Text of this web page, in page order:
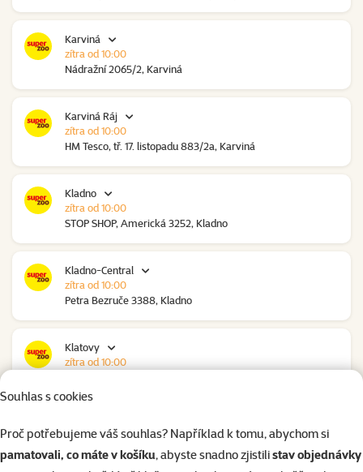
Souhlas s cookies
Proč potřebujeme váš souhlas? Například k tomu, abychom si
pamatovali, co máte v košíku, abyste snadno zjistilistav objednávky
Karviná
Nádražní 2065/2, Karviná
zítra od 10:00
Karviná Ráj
HM Tesco, tř. 17. listopadu 883/2a, Karviná
zítra od 10:00
Kladno
STOP SHOP, Americká 3252, Kladno
zítra od 10:00
Kladno-Central
Petra Bezruče 3388, Kladno
zítra od 10:00
Klatovy
zítra od 10:00
Polepská 979, Kolín
zítra od 09:00